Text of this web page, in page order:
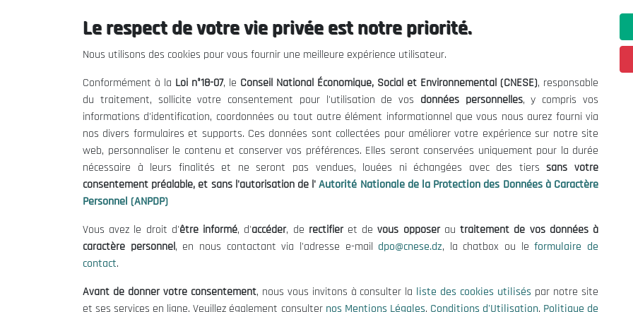
Le CNESE
Le président
Organisation
Publications
Informations utiles
Mentions Légales
Conditions d'Utilisation
Politique de Protection des Données
Politique des Cookies
contact@cnese.dz
Suggestions ou Initiatives ?
Newsletter
Inscrivez-vous, soyez le premier à
nos dernières nouvelles.
Suivez-Nous!
© 2026 Conseil National Économique, Social et Environnemental
Le respect de votre vie privée est notre priorité.
Nous utilisons des cookies pour vous fournir une meilleure expérience utilisateur.
Conformément à la Loi n°18-07, le Conseil National Économique, Social et Environnemental (CNESE), responsable
du traitement, sollicite votre consentement pour l'utilisation de vos données personnelles, y compris vos
informations d'identification, coordonnées ou tout autre élément informationnel que vous nous aurez fourni via
nos divers formulaires et supports. Ces données sont collectées pour améliorer votre expérience sur notre site
web, personnaliser le contenu et conserver vos préférences. Elles seront conservées uniquement pour la durée
nécessaire à leurs finalités et ne seront pas vendues, louées ni échangées avec des tierssans votre
consentement préalable, et sans l'autorisation de l' Autorité Nationale de la Protection des Données à Caractère
Personnel (ANPDP)
Vous avez le droit d'être informé, d'accéder, de rectifieret devous opposerautraitement de vos données à
caractère personnel, en nous contactant via l'adresse e-mail dpo@cnese.dz, la chatbox ou leformulaire de
contact.
Avant de donner votre consentement, nous vous invitons à consulter la liste des cookies utilisés par notre site
et ses services en ligne. Veuillez également consulter nos Mentions Légales, Conditions d'Utilisation, Politique de